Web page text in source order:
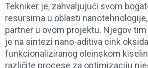
Tekniker je, zahvaljujući svom
resursima u oblasti
partner u ovom projektu. Njegov
je na sintezi nano-aditiva cink oksida
funkcionaliziranog oleinskom
različite procese za optimizaciju